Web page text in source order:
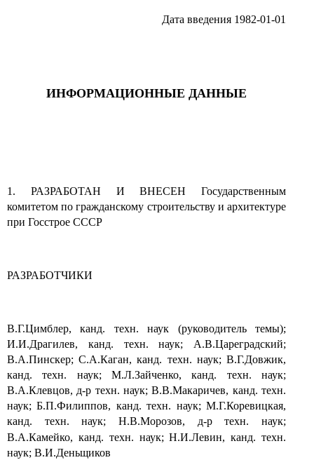
Дата введения 1982-01-01
ИНФОРМАЦИОННЫЕ ДАННЫЕ
1. РАЗРАБОТАН И ВНЕСЕН Государственным
комитетом по гражданскому строительству и архитектуре
при Госстрое СССР
РАЗРАБОТЧИКИ
В.Г.Цимблер, канд. техн. наук (руководитель темы);
И.И.Драгилев, канд. техн. наук; А.В.Цареградский;
В.А.Пинскер; С.А.Каган, канд. техн. наук; В.Г.Довжик,
канд. техн. наук; М.Л.Зайченко, канд. техн. наук;
В.А.Клевцов, д-р техн. наук; В.В.Макаричев, канд. техн.
наук; Б.П.Филиппов, канд. техн. наук; М.Г.Коревицкая,
канд. техн. наук; Н.В.Морозов, д-р техн. наук;
В.А.Камейко, канд. техн. наук; Н.И.Левин, канд. техн.
наук; В.И.Деньщиков